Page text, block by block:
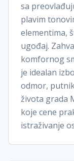
sa
plavim
elementima,
ugođaj.
komfornog
je idealan
odmor,
života grada
koje cene
istraživanje